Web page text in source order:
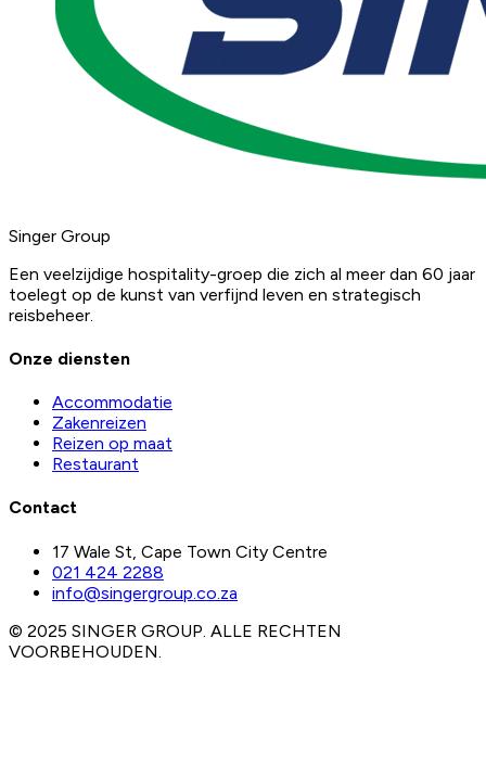
Singer Group
Een veelzijdige hospitality-groep die zich al meer dan 60 jaar
toelegt op de kunst van verfijnd leven en strategisch
reisbeheer.
Onze diensten
Accommodatie
Zakenreizen
Reizen op maat
Restaurant
Contact
17 Wale St, Cape Town City Centre
021 424 2288
info@singergroup.co.za
© 2025 SINGER GROUP. ALLE RECHTEN
VOORBEHOUDEN.